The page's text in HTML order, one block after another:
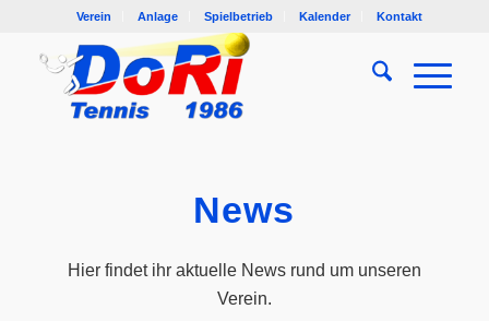
Verein Anlage Spielbetrieb Kalender Kontakt
News
Hier findet ihr aktuelle News rund um unseren
Verein.